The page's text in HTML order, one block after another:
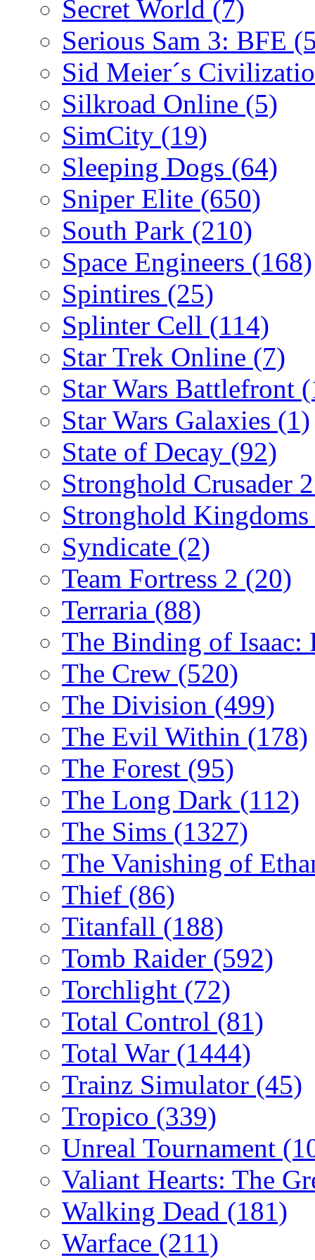
Secret World (7)
Serious Sam 3: BFE
Sid Meier´s
Silkroad Online (5)
SimCity (19)
Sleeping Dogs (64)
Sniper Elite (650)
South Park (210)
Space Engineers (168)
Spintires (25)
Splinter Cell (114)
Star Trek Online (7)
Star Wars Battlefront
Star Wars Galaxies (1)
State of Decay (92)
Stronghold Crusader
Stronghold Kingdoms
Syndicate (2)
Team Fortress 2 (20)
Terraria (88)
The Binding of
The Crew (520)
The Division (499)
The Evil Within (178)
The Forest (95)
The Long Dark (112)
The Sims (1327)
The Vanishing of
Thief (86)
Titanfall (188)
Tomb Raider (592)
Torchlight (72)
Total Control (81)
Total War (1444)
Trainz Simulator (45)
Tropico (339)
Unreal Tournament
Valiant Hearts: The
Walking Dead (181)
Warface (211)